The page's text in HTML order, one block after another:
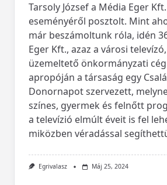
Tarsoly József a Média Eger
eseményéről posztolt. Mint
már beszámoltunk róla, idén
Eger Kft., azaz a városi
üzemeltető önkormányzati
apropóján a társaság egy
Donornapot szervezett,
színes, gyermek és felnőtt
a televízió elmúlt éveit is fel
miközben véradással
Egrivalasz Máj 25, 2024